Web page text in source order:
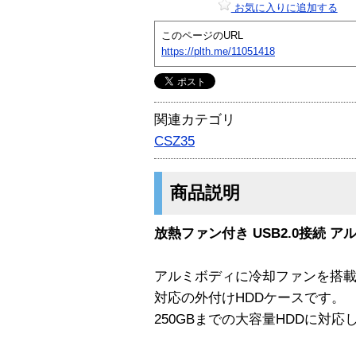
お気に入りに追加する
このページのURL
https://plth.me/11051418
関連カテゴリ
CSZ35
商品説明
放熱ファン付き USB2.0接続 ア
アルミボディに冷却ファンを搭
対応の外付けHDDケースです。
250GBまでの大容量HDDに対応